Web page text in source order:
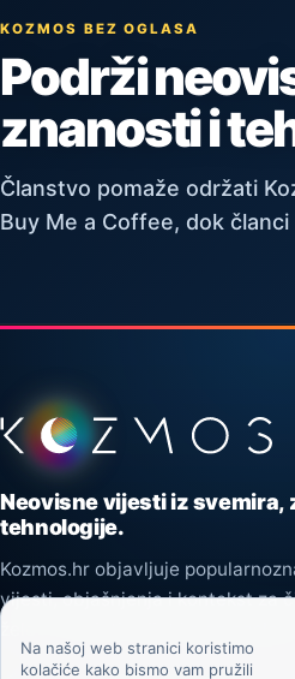
KOZMOS BEZ OGLASA
Podrži
znanosti i
Članstvo pomaže održati
Buy Me a Coffee, dok
Podnožje stranice
Neovisne vijesti iz svemira,
tehnologije.
Kozmos.hr objavljuje
vijesti, objašnjenja i kontekst za
Na našoj web stranici koristimo
kolačiće kako bismo vam pružili